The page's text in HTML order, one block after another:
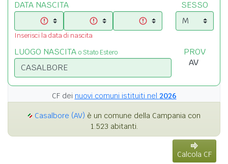
DATA NASCITA
Inserisci la data di nascita
SESSO
LUOGO NASCITA o Stato Estero PROV
CF dei nuovi comuni istituiti nel 2026
Casalbore (AV) è un comune della Campania con
1.523 abitanti.
Calcola CF